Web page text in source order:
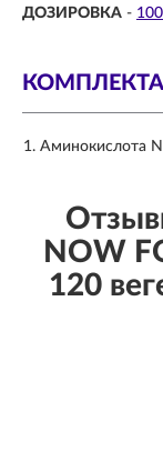
ДОЗИРОВКА -
Аминокислота
NOW
120